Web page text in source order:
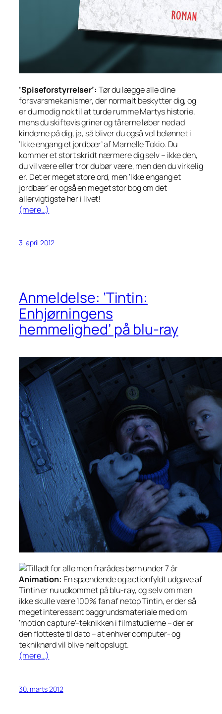
‘Spiseforstyrrelser’: Tør du lægge alle dine
forsvarsmekanismer, der normalt beskytter dig, og
er du modig nok til at turde rumme Martys historie,
mens du skiftevis griner og tårerne løber ned ad
kinderne på dig, ja, så bliver du også vel belønnet i
‘Ikke engang et jordbær’ af Marnelle Tokio. Du
kommer et stort skridt nærmere dig selv – ikke den,
du vil være eller tror du bør være, men den duvirkelig
er. Det er meget store ord, men ‘Ikke engang et
jordbær’erogså en meget stor bog om det
allervigtigste her i livet!
(mere…)
3. april 2012
Anmeldelse: ‘Tintin:
Enhjørningens
hemmelighed’ på blu-ray
Animation: En spændende og actionfyldt udgave af
Tintin er nu udkommet på blu-ray, og selv om man
ikke skulle være 100% fan af netop Tintin, er der så
meget interessant baggrundsmateriale med om
‘motion capture’-teknikken i filmstudierne – der er
den flotteste til dato – at enhver computer- og
tekniknørd vil blive helt opslugt.
(mere…)
30. marts 2012